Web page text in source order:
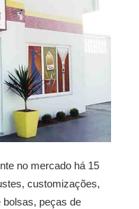
no mercado há 15
customizações,
bolsas, peças de